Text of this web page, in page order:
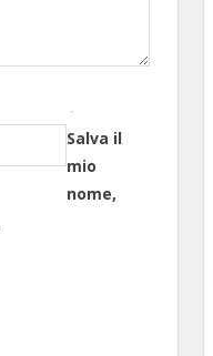
Salva il
mio
nome,